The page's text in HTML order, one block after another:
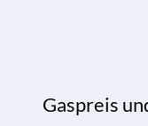
Gaspreis